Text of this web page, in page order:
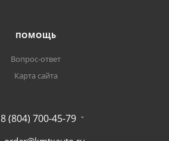
ПОМОЩЬ
Вопрос-ответ
Карта сайта
8 (804) 700-45-79